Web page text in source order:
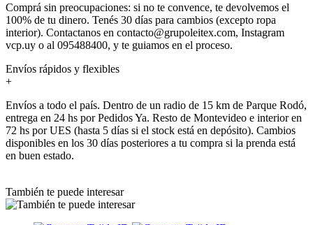
Comprá sin preocupaciones: si no te convence, te devolvemos el
100% de tu dinero. Tenés 30 días para cambios (excepto ropa
interior). Contactanos en contacto@grupoleitex.com, Instagram
vcp.uy o al 095488400, y te guiamos en el proceso.
Envíos rápidos y flexibles
+
Envíos a todo el país. Dentro de un radio de 15 km de Parque Rodó,
entrega en 24 hs por Pedidos Ya. Resto de Montevideo e interior en
72 hs por UES (hasta 5 días si el stock está en depósito). Cambios
disponibles en los 30 días posteriores a tu compra si la prenda está
en buen estado.
También te puede interesar